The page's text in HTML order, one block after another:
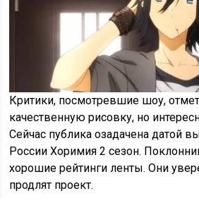
Критики, посмотревшие шоу,
качественную рисовку, но
Сейчас публика озадачена датой
России Хоримия 2 сезон.
хорошие рейтинги ленты. Они
продлят проект.